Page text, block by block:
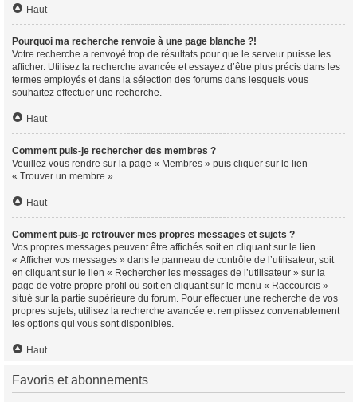
Haut
Pourquoi ma recherche renvoie à une page blanche ?!
Votre recherche a renvoyé trop de résultats pour que le serveur puisse les
afficher. Utilisez la recherche avancée et essayez d’être plus précis dans les
termes employés et dans la sélection des forums dans lesquels vous
souhaitez effectuer une recherche.
Haut
Comment puis-je rechercher des membres ?
Veuillez vous rendre sur la page « Membres » puis cliquer sur le lien
« Trouver un membre ».
Haut
Comment puis-je retrouver mes propres messages et sujets ?
Vos propres messages peuvent être affichés soit en cliquant sur le lien
« Afficher vos messages » dans le panneau de contrôle de l’utilisateur, soit
en cliquant sur le lien « Rechercher les messages de l’utilisateur » sur la
page de votre propre profil ou soit en cliquant sur le menu « Raccourcis »
situé sur la partie supérieure du forum. Pour effectuer une recherche de vos
propres sujets, utilisez la recherche avancée et remplissez convenablement
les options qui vous sont disponibles.
Haut
Favoris et abonnements